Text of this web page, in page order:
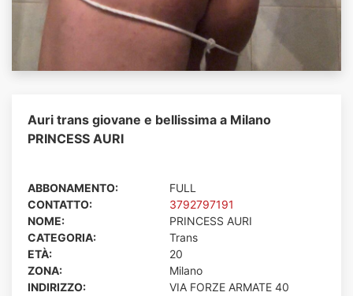
Auri trans giovane e bellissima a Milano
PRINCESS AURI
ABBONAMENTO:
FULL
CONTATTO:
3792797191
NOME:
PRINCESS AURI
CATEGORIA:
Trans
ETÀ:
20
ZONA:
Milano
INDIRIZZO:
VIA FORZE ARMATE 40